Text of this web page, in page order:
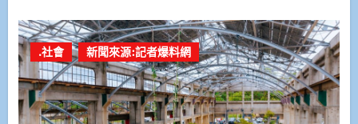
.社會 新聞來源:記者爆料網